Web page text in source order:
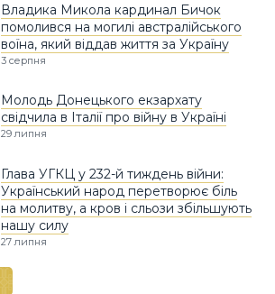
Владика Микола кардинал Бичок
помолився на могилі австралійського
воїна, який віддав життя за Україну
3 серпня
Молодь Донецького екзархату
свідчила в Італії про війну в Україні
29 липня
Глава УГКЦ у 232-й тиждень війни:
Український народ перетворює біль
на молитву, а кров і сльози збільшують
нашу силу
27 липня